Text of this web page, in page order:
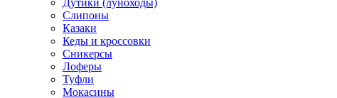
Дутики (луноходы)
Слипоны
Казаки
Кеды и кроссовки
Сникерсы
Лоферы
Туфли
Мокасины